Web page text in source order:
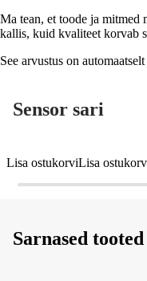
Ma tean, et toode ja mitmed
kallis, kuid kvaliteet korvab
See arvustus on
Sensor sari
Lisa ostukorviLisa
Sarnased tooted